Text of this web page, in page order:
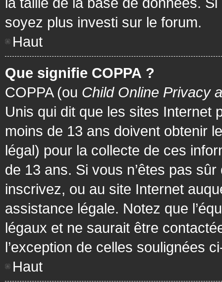
soyez plus investi sur le forum.
Haut
Que signifie COPPA ?
COPPA (ou Child Online Privacy
Unis qui dit que les sites Internet
moins de 13 ans doivent obtenir
légal) pour la collecte de ces
de 13 ans. Si vous n’êtes pas
inscrivez, ou au site Internet
assistance légale. Notez que
légaux et ne saurait être
l’exception de celles soulignées
Haut